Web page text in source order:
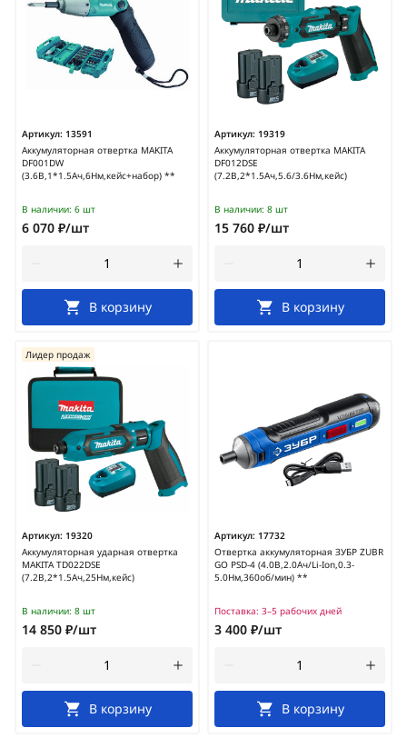
Артикул: 13591
Аккумуляторная отвертка MAKITA
DF001DW
(3.6В,1*1.5Ач,6Нм,кейс+набор) **
В наличии: 6 шт
6 070 ₽/шт
В корзину
Артикул: 19319
Аккумуляторная отвертка MAKITA
DF012DSE
(7.2В,2*1.5Ач,5.6/3.6Нм,кейс)
В наличии: 8 шт
15 760 ₽/шт
В корзину
Артикул: 19320
Аккумуляторная ударная отвертка
MAKITA TD022DSE
(7.2В,2*1.5Ач,25Нм,кейс)
Лидер продаж
В наличии: 8 шт
14 850 ₽/шт
В корзину
Артикул: 17732
Отвертка аккумуляторная ЗУБР ZUBR
GO PSD-4 (4.0В,2.0Ач/Li-Ion,0.3-
5.0Нм,360об/мин) **
Поставка: 3–5 рабочих дней
3 400 ₽/шт
В корзину